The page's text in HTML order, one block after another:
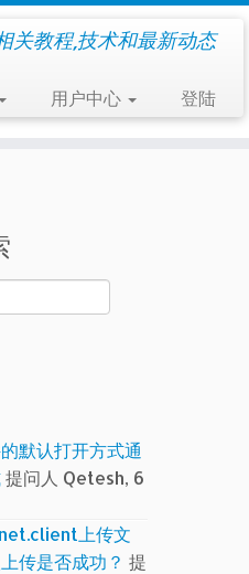
相关教程,技术和最新动态
用户中心 登陆
默认打开方式通
提问人 Qetesh, 6
上传文
传是否成功？ 提